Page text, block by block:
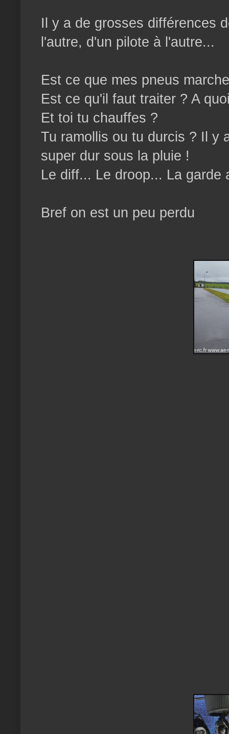
Il y a de grosses différences
l'autre, d'un pilote à l'autre...
Est ce que mes pneus
Est ce qu'il faut traiter ? A
Et toi tu chauffes ?
Tu ramollis ou tu durcis ? Il y
super dur sous la pluie !
Le diff... Le droop... La
Bref on est un peu perdu